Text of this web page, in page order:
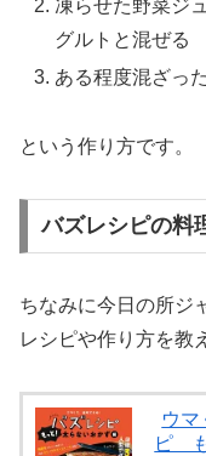
凍らせた野菜ジ
グルトと混ぜる
ある程度混ざっ
という作り方です。
バズレシピの料
ちなみに今日の所ジ
レシピや作り方を教
ウ
ピ